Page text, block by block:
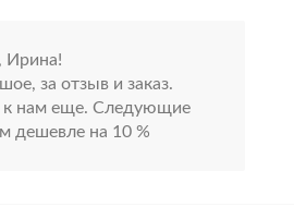
Ирина!
за отзыв и заказ.
к нам еще. Следующие
дешевле на 10 %